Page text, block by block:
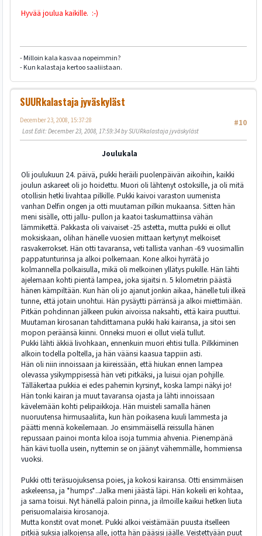
Hyvää joulua kaikille. :-)
- Milloin kala kasvaa nopeimmin?
- Kun kalastaja kertoo saaliistaan.
SUURkalastaja jyväskyläst
#10
December 23, 2008, 15:37:28
Last Edit: December 23, 2008, 17:59:34 by SUURkalastaja jyväskyläst
Joulukala
Oli joulukuun 24. päivä, pukki heräili puolenpäivän aikoihin, kaikki
joulun askareet oli jo hoidettu. Muori oli lähtenyt ostoksille, ja oli mitä
otollisin hetki livahtaa pilkille. Pukki kaivoi varaston uumenista
vanhan Delfin ongen ja otti muutaman pilkin mukaansa. Sitten hän
meni sisälle, otti jallu- pullon ja kaatoi taskumattiinsa vähän
lämmikettä. Pakkasta oli vaivaiset -25 astetta, mutta pukki ei ollut
moksiskaan, olihan hänelle vuosien mittaan kertynyt melkoiset
rasvakerrokset. Hän otti tavaransa, veti tallista vanhan -69 vuosimallin
pappatunturinsa ja alkoi polkemaan. Kone alkoi hyrrätä jo
kolmannella polkaisulla, mikä oli melkoinen yllätys pukille. Hän lähti
ajelemaan kohti pientä lampea, joka sijaitsi n. 5 kilometrin päästä
hänen kämpiltään. Kun hän oli jo ajanut jonkin aikaa, hänelle tuli ilkeä
tunne, että jotain unohtui. Hän pysäytti pärränsä ja alkoi miettimään.
Pitkän pohdinnan jälkeen pukin aivoissa naksahti, että kaira puuttui.
Muutaman kirosanan tahdittamana pukki haki kairansa, ja sitoi sen
mopon peräänsä kiinni. Onneksi muori ei ollut vielä tullut.
Pukki lähti äkkiä livohkaan, ennenkuin muori ehtisi tulla. Pilkkiminen
alkoin todella poltella, ja hän väänsi kaasua tappiin asti.
Hän oli niin innoissaan ja kiireissään, että hiukan ennen lampea
olevassa ysikymppisessä hän veti pitkäksi, ja luisui ojan pohjille.
Tälläkertaa pukkia ei edes pahemin kyrsinyt, koska lampi näkyi jo!
Hän tonki kairan ja muut tavaransa ojasta ja lähti innoissaan
kävelemään kohti pelipaikkoja. Hän muisteli samalla hänen
nuoruutensa hirmusaaliita, kun hän poikasena kuuli lammesta ja
päätti mennä kokeilemaan. Jo ensimmäisellä reissulla hänen
repussaan painoi monta kiloa isoja tummia ahvenia. Pienempänä
hän kävi tuolla usein, nyttemin se on jäänyt vähemmälle, hommiensa
vuoksi.
Pukki otti teräsuojuksensa poies, ja kokosi kairansa. Otti ensimmäisen
askeleensa, ja *humps*..Jalka meni jäästä läpi. Hän kokeili eri kohtaa,
ja sama toisui. Nyt hänellä paloin pinna, ja ilmoille kaikui hetken liuta
perisuomalaisia kirosanoja.
Mutta konstit ovat monet. Pukki alkoi veistämään puusta itselleen
pitkiä suksia jalkojensa alle, jotta hän pääsisi jäälle. Veistettyään puut